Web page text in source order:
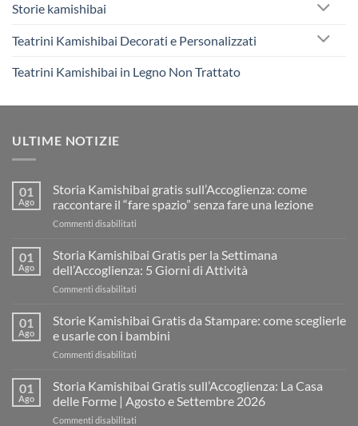
Storie kamishibai
Teatrini Kamishibai Decorati e Personalizzati
Teatrini Kamishibai in Legno Non Trattato
ULTIME NOTIZIE
01
Ago
Storia Kamishibai gratis sull’Accoglienza: come
raccontare il “fare spazio” senza fare una lezione
Commenti disabilitati
Kamishibai
sull’Accoglienza:
il
“fare
una
lezione
01
Ago
Storia Kamishibai Gratis per la Settimana
dell’Accoglienza: 5 Giorni di Attività
Commenti disabilitati
Kamishibai
per
dell’Accoglienza:
Giorni
01
Ago
Storie Kamishibai Gratis da Stampare: come sceglierle
e usarle con i bambini
Commenti disabilitati
Kamishibai
da
01
Ago
Storia Kamishibai Gratis sull’Accoglienza: La Casa
delle Forme | Agosto e Settembre 2026
Commenti disabilitati